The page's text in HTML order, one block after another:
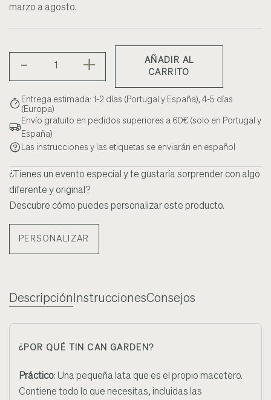
marzo a agosto.
- +
AÑADIR AL
CARRITO
Entrega estimada: 1-2 días (Portugal y España), 4-5 días
(Europa)
Envío gratuito en pedidos superiores a 60€ (solo en Portugal y
España)
Las instrucciones y las etiquetas se enviarán en español
¿Tienes un evento especial y te gustaría sorprender con algo
diferente y original?
Descubre cómo puedes personalizar este producto.
PERSONALIZAR
Descripción InstruccionesConsejos
¿POR QUÉ TIN CAN GARDEN?
Práctico: Una pequeña lata que es el propio macetero.
Contiene todo lo que necesitas, incluidas las